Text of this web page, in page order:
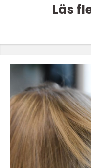
Läs